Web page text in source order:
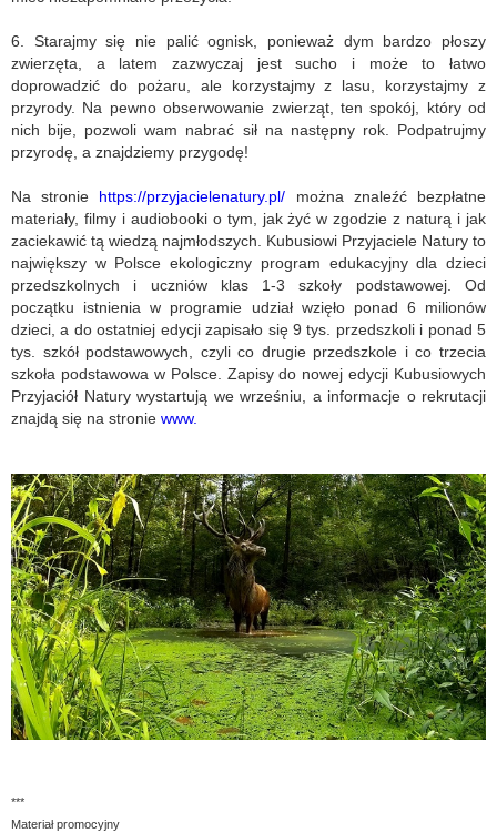
6. Starajmy się nie palić ognisk, ponieważ dym bardzo płoszy
zwierzęta, a latem zazwyczaj jest sucho i może to łatwo
doprowadzić do pożaru, ale korzystajmy z lasu, korzystajmy z
przyrody. Na pewno obserwowanie zwierząt, ten spokój, który od
nich bije, pozwoli wam nabrać sił na następny rok. Podpatrujmy
przyrodę, a znajdziemy przygodę!
Na stronie https://przyjacielenatury.pl/ można znaleźć bezpłatne
materiały, filmy i audiobooki o tym, jak żyć w zgodzie z naturą i jak
zaciekawić tą wiedzą najmłodszych. Kubusiowi Przyjaciele Natury to
największy w Polsce ekologiczny program edukacyjny dla dzieci
przedszkolnych i uczniów klas 1-3 szkoły podstawowej. Od
początku istnienia w programie udział wzięło ponad 6 milionów
dzieci, a do ostatniej edycji zapisało się 9 tys. przedszkoli i ponad 5
tys. szkół podstawowych, czyli co drugie przedszkole i co trzecia
szkoła podstawowa w Polsce. Zapisy do nowej edycji Kubusiowych
Przyjaciół Natury wystartują we wrześniu, a informacje o rekrutacji
znajdą się na stronie www.
***
Materiał promocyjny